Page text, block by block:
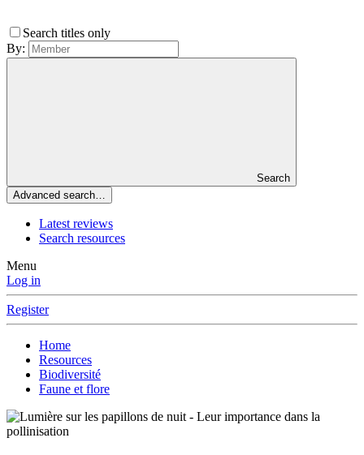
Search titles only
By:
Search
Advanced search…
Latest reviews
Search resources
Menu
Log in
Register
Home
Resources
Biodiversité
Faune et flore